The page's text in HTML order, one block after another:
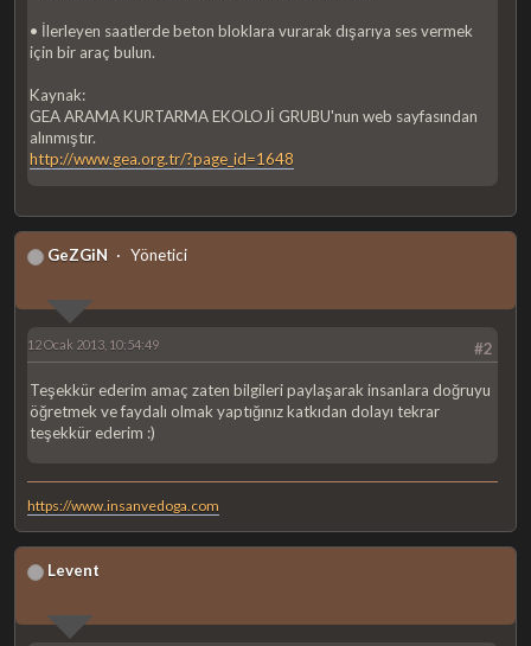
• İlerleyen saatlerde beton bloklara vurarak dışarıya ses vermek
için bir araç bulun.
Kaynak:
GEA ARAMA KURTARMA EKOLOJİ GRUBU'nun web sayfasından
alınmıştır.
http://www.gea.org.tr/?page_id=1648
GeZGiN Yönetici
#2
12 Ocak 2013, 10:54:49
Teşekkür ederim amaç zaten bilgileri paylaşarak insanlara doğruyu
öğretmek ve faydalı olmak yaptığınız katkıdan dolayı tekrar
teşekkür ederim :)
https://www.insanvedoga.com
Levent